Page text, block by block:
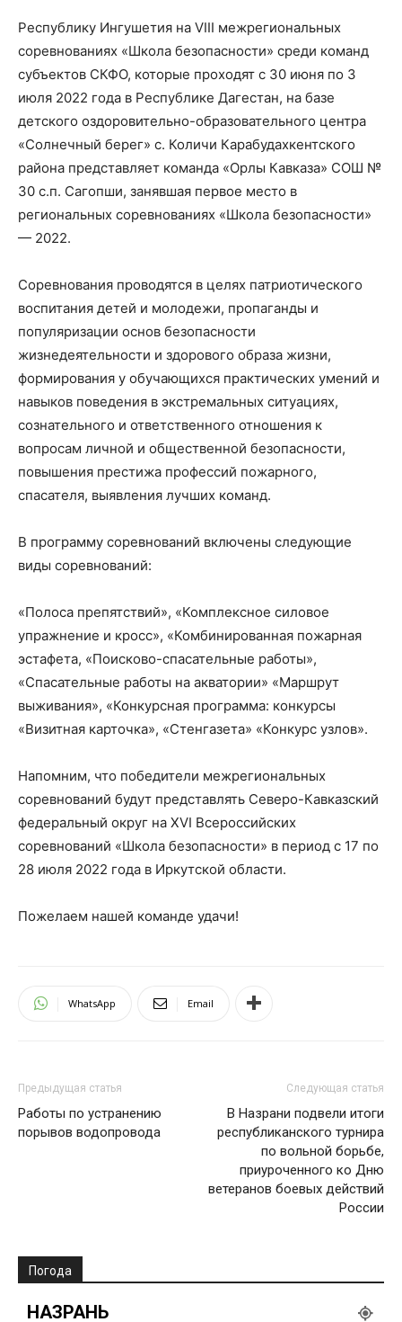
Республику Ингушетия на VIII межрегиональных
соревнованиях «Школа безопасности» среди команд
субъектов СКФО, которые проходят с 30 июня по 3
июля 2022 года в Республике Дагестан, на базе
детского оздоровительно-образовательного центра
«Солнечный берег» с. Количи Карабудахкентского
района представляет команда «Орлы Кавказа» СОШ №
30 с.п. Сагопши, занявшая первое место в
региональных соревнованиях «Школа безопасности»
— 2022.
Соревнования проводятся в целях патриотического
воспитания детей и молодежи, пропаганды и
популяризации основ безопасности
жизнедеятельности и здорового образа жизни,
формирования у обучающихся практических умений и
навыков поведения в экстремальных ситуациях,
сознательного и ответственного отношения к
вопросам личной и общественной безопасности,
повышения престижа профессий пожарного,
спасателя, выявления лучших команд.
В программу соревнований включены следующие
виды соревнований:
«Полоса препятствий», «Комплексное силовое
упражнение и кросс», «Комбинированная пожарная
эстафета, «Поисково-спасательные работы»,
«Спасательные работы на акватории» «Маршрут
выживания», «Конкурсная программа: конкурсы
«Визитная карточка», «Стенгазета» «Конкурс узлов».
Напомним, что победители межрегиональных
соревнований будут представлять Северо-Кавказский
федеральный округ на XVI Всероссийских
соревнований «Школа безопасности» в период с 17 по
28 июля 2022 года в Иркутской области.
Пожелаем нашей команде удачи!
WhatsApp Email
Предыдущая статья
Работы по устранению
порывов водопровода
Следующая статья
В Назрани подвели итоги
республиканского турнира
по вольной борьбе,
приуроченного ко Дню
ветеранов боевых действий
России
Погода
НАЗРАНЬ